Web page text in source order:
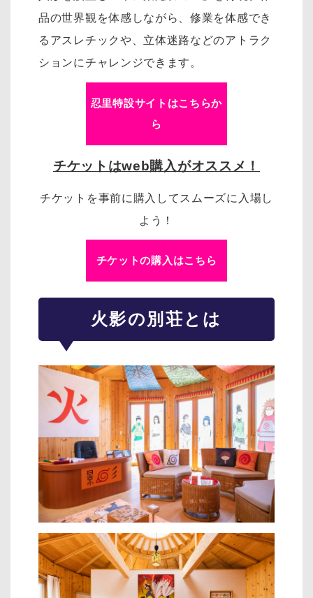
品の世界観を体感しながら、修業を体感でき
るアスレチックや、立体迷路などのアトラク
ションにチャレンジできます。
忍里特設サイトはこちらか
ら
チケットはweb購入がオススメ！
チケットを事前に購入してスムーズに入場し
よう！
チケットの購入はこちら
火影の別荘とは